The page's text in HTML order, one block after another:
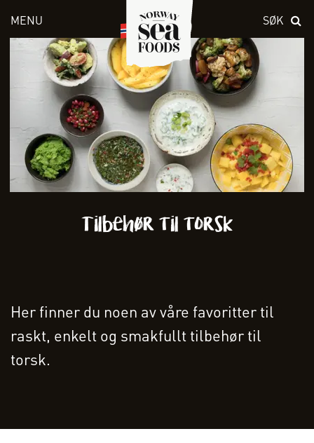
MENU SØK
Tilbehør til torsk
Her finner du noen av våre favoritter til
raskt, enkelt og smakfullt tilbehør til
torsk.